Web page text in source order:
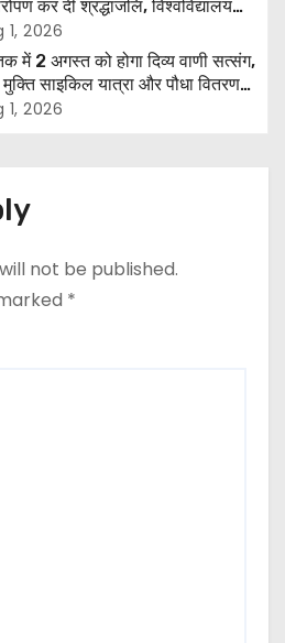
कर दी श्रद्धांजलि, विश्वविद्यालय
अवकाश बहाल करने की उठी
1, 2026
में 2 अगस्त को होगा दिव्य वाणी सत्संग,
साइकिल यात्रा और पौधा वितरण
1, 2026
not be published.
*